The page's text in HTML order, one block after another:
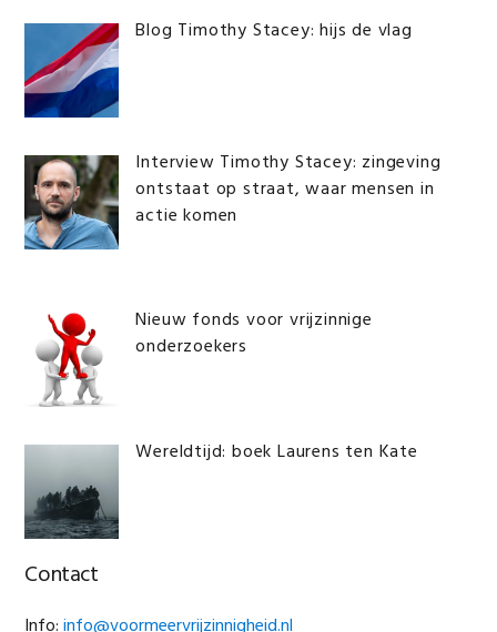
Blog Timothy Stacey: hijs de vlag
Interview Timothy Stacey: zingeving
ontstaat op straat, waar mensen in
actie komen
Nieuw fonds voor vrijzinnige
onderzoekers
Wereldtijd: boek Laurens ten Kate
Contact